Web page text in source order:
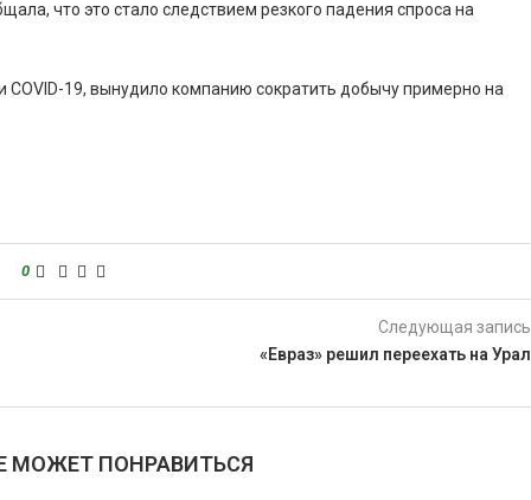
что это стало следствием резкого падения спроса на
19, вынудило компанию сократить добычу примерно на
0
Следующая запись
«Евраз» решил переехать на Урал
МОЖЕТ ПОНРАВИТЬСЯ